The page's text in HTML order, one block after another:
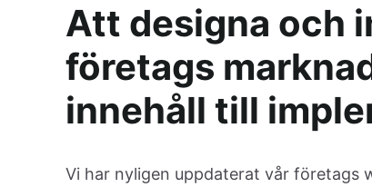
Att designa och
företags
innehåll till
Vi har nyligen uppdaterat vår företags